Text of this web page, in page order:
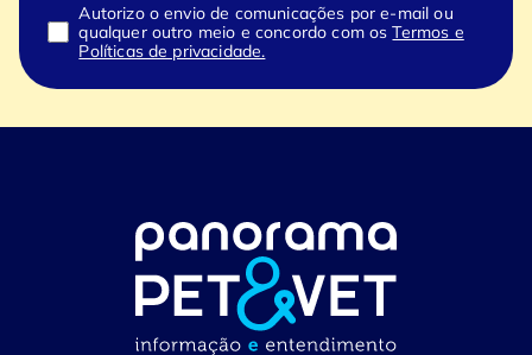
Autorizo o envio de comunicações por e-mail ou
qualquer outro meio e concordo com osTermos e
Políticas de privacidade.